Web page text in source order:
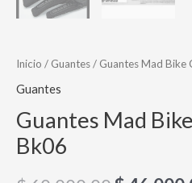
Inicio / Guantes/ Guantes Mad Bike
Guantes
Guantes Mad
Bk06